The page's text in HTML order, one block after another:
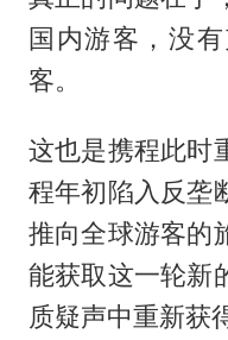
国内游客，没
客。
这也是携程此时
程年初陷入反垄
推向全球游客的
能获取这一轮新
质疑声中重新获